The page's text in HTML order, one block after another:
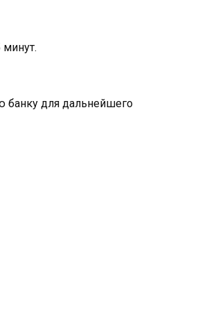
банку для дальнейшего